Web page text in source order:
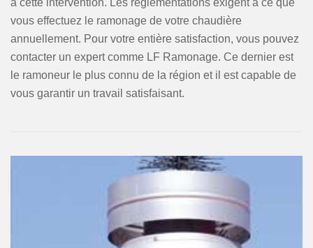
à cette intervention. Les réglementations exigent à ce que
vous effectuez le ramonage de votre chaudière
annuellement. Pour votre entière satisfaction, vous pouvez
contacter un expert comme LF Ramonage. Ce dernier est
le ramoneur le plus connu de la région et il est capable de
vous garantir un travail satisfaisant.